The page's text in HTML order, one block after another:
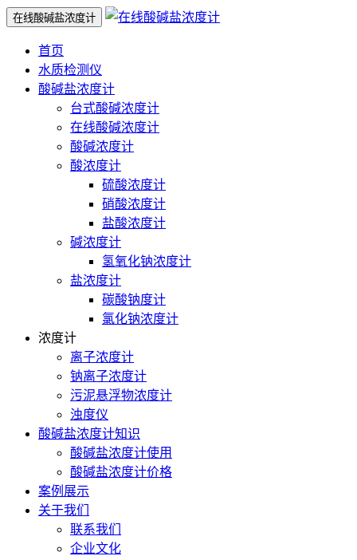
在线酸碱盐浓度计
首页
水质检测仪
酸碱盐浓度计
台式酸碱浓度计
在线酸碱浓度计
酸碱浓度计
酸浓度计
硫酸浓度计
硝酸浓度计
盐酸浓度计
碱浓度计
氢氧化钠浓度计
盐浓度计
碳酸钠度计
氯化钠浓度计
浓度计
离子浓度计
钠离子浓度计
污泥悬浮物浓度计
浊度仪
酸碱盐浓度计知识
酸碱盐浓度计使用
酸碱盐浓度计价格
案例展示
关于我们
联系我们
企业文化